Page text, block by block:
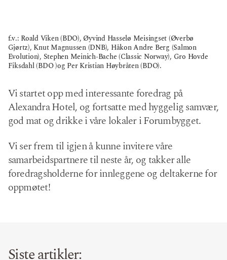
f.v.: Roald Viken (BDO), Øyvind Hasselø Meisingset (Øverbø
Gjørtz), Knut Magnussen (DNB), Håkon Andre Berg (Salmon
Evolution), Stephen Meinich-Bache (Classic Norway), Gro Hovde
Fiksdahl (BDO )og Per Kristian Høybråten (BDO).
Vi startet opp med interessante foredrag på
Alexandra Hotel, og fortsatte med hyggelig samvær,
god mat og drikke i våre lokaler i Forumbygget.
Vi ser frem til igjen å kunne invitere våre
samarbeidspartnere til neste år, og takker alle
foredragsholderne for innleggene og deltakerne for
oppmøtet!
Siste artikler: